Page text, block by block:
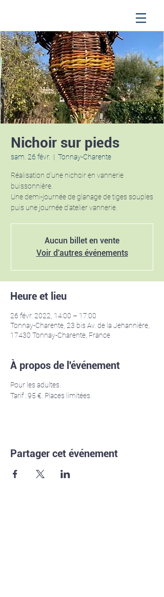
Nichoir sur pieds
sam. 26 févr.
  |
Tonnay-Charente
Réalisation d'une nichoir en vannerie
buissonnière.
Une demi-journée de glanage de tiges souples
puis une journée d’atelier vannerie.
Aucun billet en vente
Voir d'autres événements
Heure et lieu
26 févr. 2022, 14:00 – 17:00
Tonnay-Charente, 23 bis Av. de la Jehannière,
17430 Tonnay-Charente, France
À propos de l'événement
Pour les adultes.
Tarif : 95 €. Places limitées.
Partager cet événement